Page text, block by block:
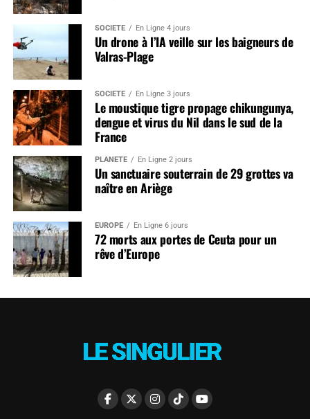
SOCIÉTÉ En Ligne 4 jours
Un drone à l’IA veille sur les baigneurs de
Valras-Plage
SOCIÉTÉ En Ligne 3 jours
Le moustique tigre propage chikungunya,
dengue et virus du Nil dans le sud de la
France
PLANÈTE En Ligne 2 jours
Un sanctuaire souterrain de 29 grottes va
naître en Ariège
EUROPE En Ligne 6 jours
72 morts aux portes de Ceuta pour un
rêve d’Europe